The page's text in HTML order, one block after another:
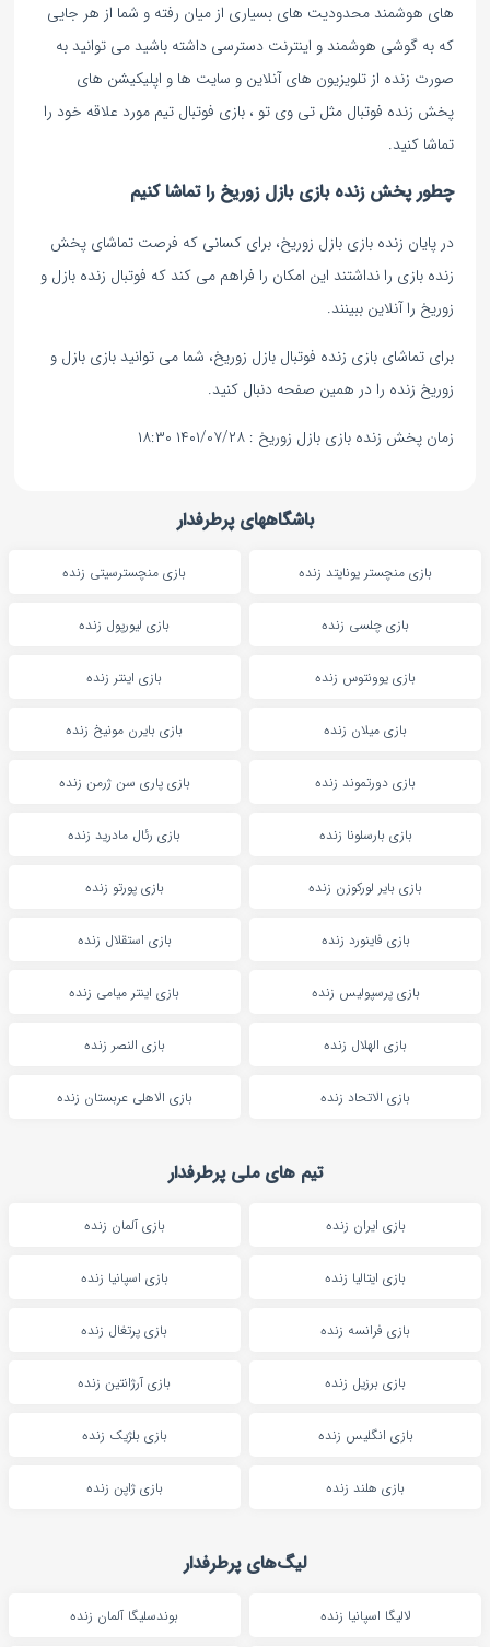
های هوشمند محدودیت های بسیاری از میان رفته و شما از هر جایی
که به گوشی هوشمند و اینترنت دسترسی داشته باشید می توانید به
صورت زنده از تلویزیون های آنلاین و سایت ها و اپلیکیشن های
پخش زنده فوتبال مثل تی وی تو ، بازی فوتبال تیم مورد علاقه خود را
تماشا کنید.
چطور پخش زنده بازی بازل زوریخ را تماشا کنیم
در پایان زنده بازی بازل زوریخ، برای کسانی که فرصت تماشای پخش
زنده بازی را نداشتند این امکان را فراهم می کند که فوتبال زنده بازل و
زوریخ را آنلاین ببینند.
برای تماشای بازی زنده فوتبال بازل زوریخ، شما می توانید بازی بازل و
زوریخ زنده را در همین صفحه دنبال کنید.
زمان پخش زنده بازی بازل زوریخ : ۱۴۰۱/۰۷/۲۸ ۱۸:۳۰
باشگاههای پرطرفدار
بازی منچستر یونایتد زنده بازی منچسترسیتی زنده
بازی چلسی زنده بازی لیورپول زنده
بازی یوونتوس زنده بازی اینتر زنده
بازی میلان زنده بازی بایرن مونیخ زنده
بازی دورتموند زنده بازی پاری سن ژرمن زنده
بازی بارسلونا زنده بازی رئال مادرید زنده
بازی بایر لورکوزن زنده بازی پورتو زنده
بازی فاینورد زنده بازی استقلال زنده
بازی پرسپولیس زنده بازی اینتر میامی زنده
بازی الهلال زنده بازی النصر زنده
بازی الاتحاد زنده بازی الاهلی عربستان زنده
تیم های ملی پرطرفدار
بازی ایران زنده بازی آلمان زنده
بازی ایتالیا زنده بازی اسپانیا زنده
بازی فرانسه زنده بازی پرتغال زنده
بازی برزیل زنده بازی آرژانتین زنده
بازی انگلیس زنده بازی بلژیک زنده
بازی هلند زنده بازی ژاپن زنده
لیگ‌های پرطرفدار
لالیگا اسپانیا زنده بوندسلیگا آلمان زنده